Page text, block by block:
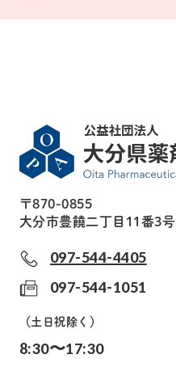
〒870-0855
大分市豊饒二丁目11番3号
097-544-4405
097-544-1051
（土日祝除く）
8:30〜17:30